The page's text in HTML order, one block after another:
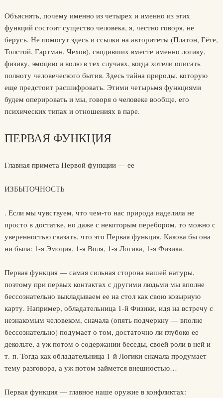
Объяснять, почему именно из четырех и именно из этих
функций состоит существо человека, я, честно говоря, не
берусь. Не помогут здесь и ссылки на авторитеты (Платон, Гёте,
Толстой, Гартман, Чехов), сводивших вместе именно логику,
физику, эмоцию и волю в тех случаях, когда хотели описать
полноту человеческого бытия. Здесь тайна природы, которую
еще предстоит расшифровать. Этими четырьмя функциями
будем оперировать и мы, говоря о человеке вообще, его
психических типах и отношениях в паре.
ПЕРВАЯ ФУНКЦИЯ
Главная примета Первой функции — ее
ИЗБЫТОЧНОСТЬ
. Если мы чувствуем, что чем-то нас природа наделила не
просто в достатке, но даже с некоторым перебором, то можно с
уверенностью сказать, что это Первая функция. Какова бы она
ни была: 1-я Эмоция, 1-я Воля, 1-я Логика, 1-я Физика.
Первая функция — самая сильная сторона нашей натуры,
поэтому при первых контактах с другими людьми мы вполне
бессознательно выкладываем ее на стол как свою козырную
карту. Например, обладательница 1-й Физики, идя на встречу с
незнакомым человеком, сначала (опять подчеркну — вполне
бессознательно) подумает о том, достаточно ли глубоко ее
декольте, а уж потом о содержании беседы, своей роли в ней и
т. п. Тогда как обладательница 1-й Логики сначала продумает
тему разговора, а уж потом займется внешностью…
Первая функция — главное наше оружие в конфликтах: